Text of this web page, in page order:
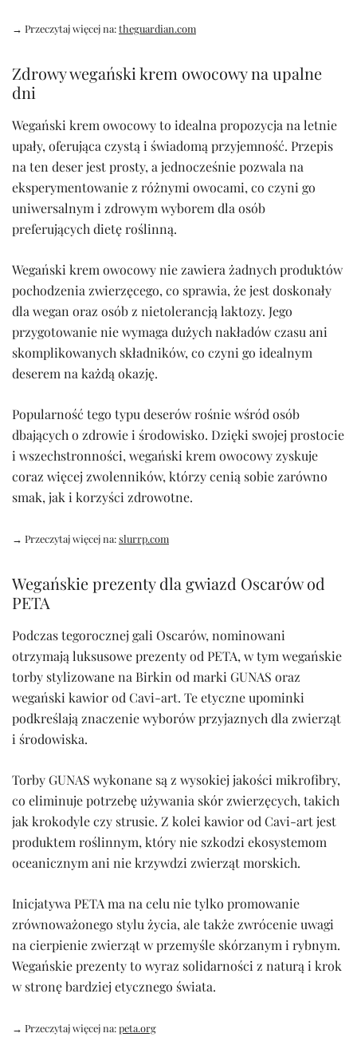
→ Przeczytaj więcej na:theguardian.com
Zdrowy wegański krem owocowy na upalne
dni
Wegański krem owocowy to idealna propozycja na letnie
upały, oferująca czystą i świadomą przyjemność. Przepis
na ten deser jest prosty, a jednocześnie pozwala na
eksperymentowanie z różnymi owocami, co czyni go
uniwersalnym i zdrowym wyborem dla osób
preferujących dietę roślinną.
Wegański krem owocowy nie zawiera żadnych produktów
pochodzenia zwierzęcego, co sprawia, że jest doskonały
dla wegan oraz osób z nietolerancją laktozy. Jego
przygotowanie nie wymaga dużych nakładów czasu ani
skomplikowanych składników, co czyni go idealnym
deserem na każdą okazję.
Popularność tego typu deserów rośnie wśród osób
dbających o zdrowie i środowisko. Dzięki swojej prostocie
i wszechstronności, wegański krem owocowy zyskuje
coraz więcej zwolenników, którzy cenią sobie zarówno
smak, jak i korzyści zdrowotne.
→ Przeczytaj więcej na:slurrp.com
Wegańskie prezenty dla gwiazd Oscarów od
PETA
Podczas tegorocznej gali Oscarów, nominowani
otrzymają luksusowe prezenty od PETA, w tym wegańskie
torby stylizowane na Birkin od marki GUNAS oraz
wegański kawior od Cavi-art. Te etyczne upominki
podkreślają znaczenie wyborów przyjaznych dla zwierząt
i środowiska.
Torby GUNAS wykonane są z wysokiej jakości mikrofibry,
co eliminuje potrzebę używania skór zwierzęcych, takich
jak krokodyle czy strusie. Z kolei kawior od Cavi-art jest
produktem roślinnym, który nie szkodzi ekosystemom
oceanicznym ani nie krzywdzi zwierząt morskich.
Inicjatywa PETA ma na celu nie tylko promowanie
zrównoważonego stylu życia, ale także zwrócenie uwagi
na cierpienie zwierząt w przemyśle skórzanym i rybnym.
Wegańskie prezenty to wyraz solidarności z naturą i krok
w stronę bardziej etycznego świata.
→ Przeczytaj więcej na:peta.org